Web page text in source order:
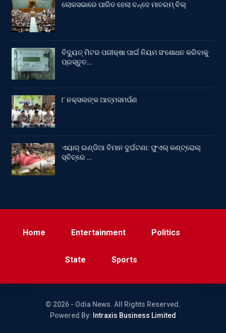
ଲୋକସଭାରେ ପାରିତ ହେଲା ବନ୍ଦେ ମାତରମ୍‌ ବିଲ୍‌
ବିଦ୍ୟୁତ୍ ମିଟର ପରୀକ୍ଷା ପାଇଁ ନିୟମ ସଂଶୋଧନ କରିବାକୁ
ପ୍ରସ୍ତୁତ…
୮ ନକ୍ସଲଙ୍କ ଆତ୍ମସମର୍ପଣ
ଏୟାର୍ ଇଣ୍ଡିଆ ବିମାନ ଦୁର୍ଘଟଣା: ଫୁଏଲ୍‌ କଣ୍ଟ୍ରୋଲ୍‌
ସ୍ବିଚ୍‌ରେ …
Home Entertainment Politics
State Sports
© 2026 - Odia News. All Rights Reserved.
Powered By: Intraxis Business Limited